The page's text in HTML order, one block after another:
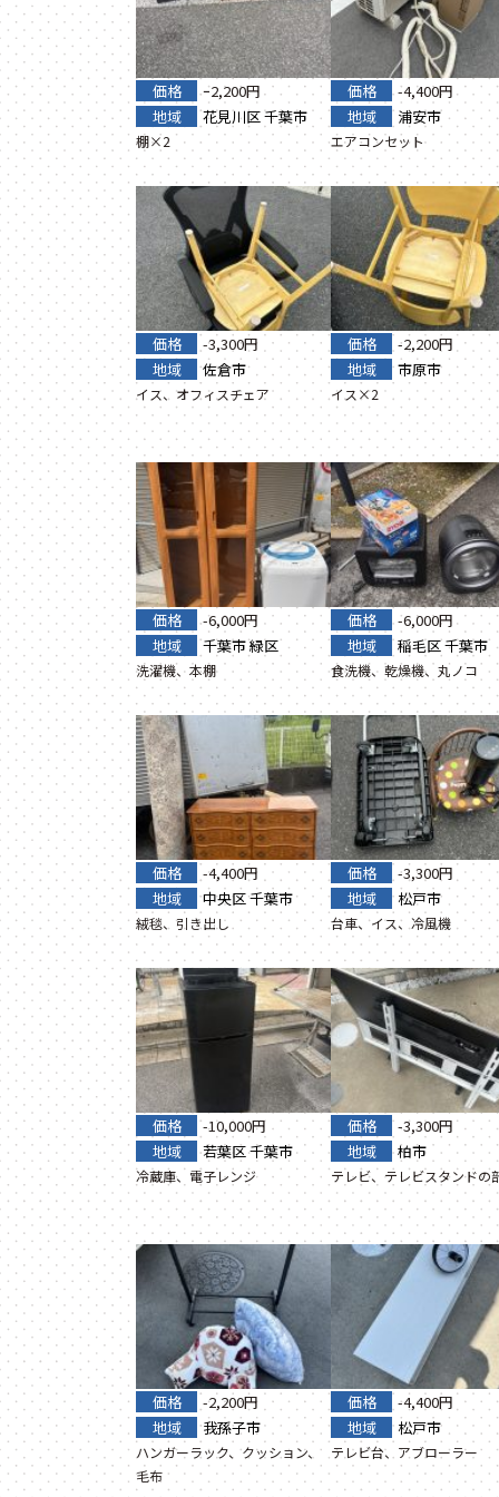
価格
ｰ2,200円
地域
花見川区千葉市
棚×2
価格
-4,400円
地域
浦安市
エアコンセット
価格
-3,300円
地域
佐倉市
イス、オフィスチェア
価格
-2,200円
地域
市原市
イス×2
価格
-6,000円
地域
千葉市緑区
洗濯機、本棚
価格
-6,000円
地域
稲毛区千葉市
食洗機、乾燥機、丸ノコ
価格
-4,400円
地域
中央区千葉市
絨毯、引き出し
価格
-3,300円
地域
松戸市
台車、イス、冷風機
価格
-10,000円
地域
若葉区千葉市
冷蔵庫、電子レンジ
価格
-3,300円
地域
柏市
テレビ、テレビスタンドの
価格
-2,200円
地域
我孫子市
ハンガーラック、クッション、
毛布
価格
-4,400円
地域
松戸市
テレビ台、アブローラー